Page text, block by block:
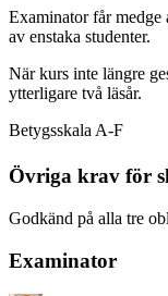
Examinator får
av enstaka studenter.
När kurs inte längre
ytterligare två läsår.
Betygsskala A-F
Övriga krav för
Godkänd på alla tre
Examinator